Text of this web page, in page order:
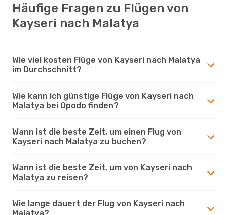
Häufige Fragen zu Flügen von
Kayseri nach Malatya
Wie viel kosten Flüge von Kayseri nach Malatya
im Durchschnitt?
Wie kann ich günstige Flüge von Kayseri nach
Malatya bei Opodo finden?
Wann ist die beste Zeit, um einen Flug von
Kayseri nach Malatya zu buchen?
Wann ist die beste Zeit, um von Kayseri nach
Malatya zu reisen?
Wie lange dauert der Flug von Kayseri nach